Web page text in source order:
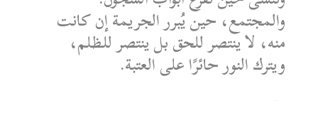
والمجتمع، حين يُبرر الجريمة إن كانت
منه، لا ينتصر للحق بل ينتصر للظلم،
ويترك النور حائرًا على العتبة.
الكاتب: محمد الشماع